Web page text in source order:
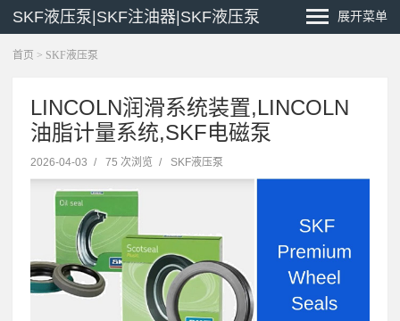
SKF液压泵|SKF注油器|SKF液压泵 展开菜单
首页 > SKF液压泵
LINCOLN润滑系统装置,LINCOLN
油脂计量系统,SKF电磁泵
2026-04-03 / 75 次浏览 / SKF液压泵